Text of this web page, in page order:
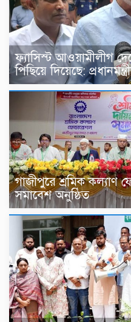
ফ্যাসিস্ট আওয়ামীলীগ
পিছিয়ে দিয়েছে:
গাজীপুরে শ্রমিক কল্যাণ
সমাবেশ অনুষ্ঠিত